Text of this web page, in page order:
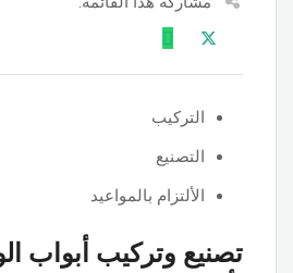
التركيب
التصنيع
الألتزام بالمواعيد
تصنيع وتركيب أبواب